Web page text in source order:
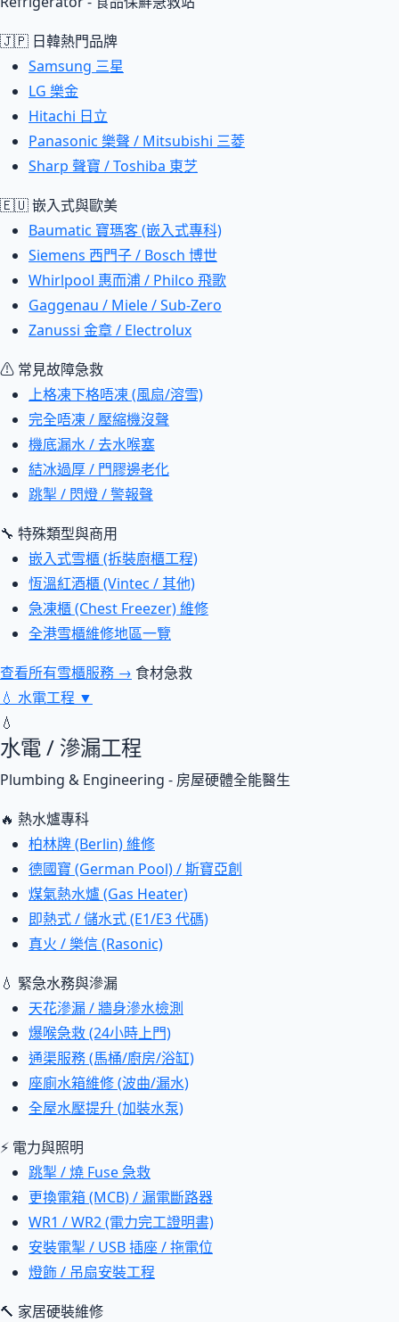
🇯🇵 日韓熱門品牌
Samsung 三星
LG 樂金
Hitachi 日立
Panasonic 樂聲 / Mitsubishi 三菱
Sharp 聲寶 / Toshiba 東芝
🇪🇺 嵌入式與歐美
Baumatic 寶瑪客 (嵌入式專科)
Siemens 西門子 / Bosch 博世
Whirlpool 惠而浦 / Philco 飛歌
Gaggenau / Miele / Sub-Zero
Zanussi 金章 / Electrolux
⚠ 常見故障急救
上格凍下格唔凍 (風扇/溶雪)
完全唔凍 / 壓縮機沒聲
機底漏水 / 去水喉塞
結冰過厚 / 門膠邊老化
跳掣 / 閃燈 / 警報聲
🔧 特殊類型與商用
嵌入式雪櫃 (拆裝廚櫃工程)
恆溫紅酒櫃 (Vintec / 其他)
急凍櫃 (Chest Freezer) 維修
全港雪櫃維修地區一覽
查看所有雪櫃服務 → 食材急救
💧 水電工程 ▼
💧
水電 / 滲漏工程
Plumbing & Engineering - 房屋硬體全能醫生
🔥 熱水爐專科
柏林牌 (Berlin) 維修
德國寶 (German Pool) / 斯寶亞創
煤氣熱水爐 (Gas Heater)
即熱式 / 儲水式 (E1/E3 代碼)
真火 / 樂信 (Rasonic)
💧 緊急水務與滲漏
天花滲漏 / 牆身滲水檢測
爆喉急救 (24小時上門)
通渠服務 (馬桶/廚房/浴缸)
座廁水箱維修 (波曲/漏水)
全屋水壓提升 (加裝水泵)
⚡ 電力與照明
跳掣 / 燒 Fuse 急救
更換電箱 (MCB) / 漏電斷路器
WR1 / WR2 (電力完工證明書)
安裝電掣 / USB 插座 / 拖電位
燈飾 / 吊扇安裝工程
🔨 家居硬裝維修